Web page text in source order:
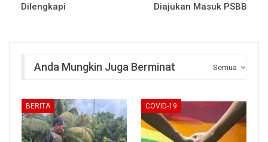
Dilengkapi
Diajukan Masuk PSBB
Semua
Anda Mungkin Juga Berminat
BERITA COVID-19